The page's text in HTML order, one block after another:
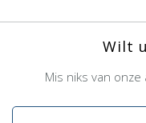
Wilt
Mis niks van